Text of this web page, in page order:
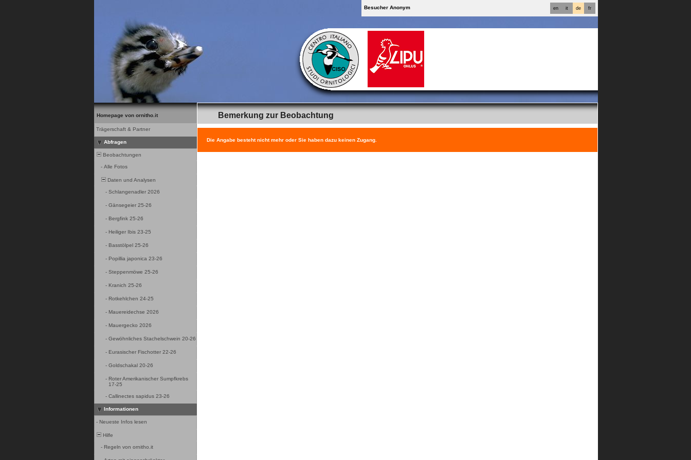
fr
de
it
en
Besucher Anonym
Homepage von ornitho.it
Trägerschaft & Partner
Abfragen
Beobachtungen
- Alle Fotos
Daten und Analysen
- Schlangenadler 2026
- Gänsegeier 25-26
- Bergfink 25-26
- Heiliger Ibis 23-25
- Basstölpel 25-26
- Popillia japonica 23-26
- Steppenmöwe 25-26
- Kranich 25-26
- Rotkehlchen 24-25
- Mauereidechse 2026
- Mauergecko 2026
- Gewöhnliches Stachelschwein 20-26
- Eurasischer Fischotter 22-26
- Goldschakal 20-26
- Roter Amerikanischer Sumpfkrebs
17-25
- Callinectes sapidus 23-26
Informationen
- Neueste Infos lesen
Hilfe
- Regeln von ornitho.it
Bemerkung zur Beobachtung
Die Angabe besteht nicht mehr oder Sie haben dazu keinen Zugang.